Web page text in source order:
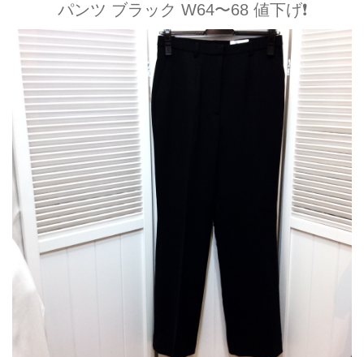
パンツ ブラック W64〜68 値下げ❗️